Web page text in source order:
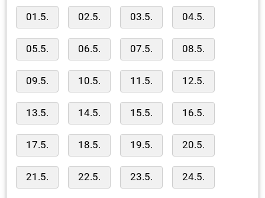
01.5. 02.5. 03.5. 04.5.
05.5. 06.5. 07.5. 08.5.
09.5. 10.5. 11.5. 12.5.
13.5. 14.5. 15.5. 16.5.
17.5. 18.5. 19.5. 20.5.
21.5. 22.5. 23.5. 24.5.